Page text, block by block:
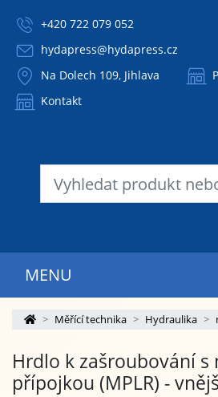
+420 722 079 052
hydapress@hydapress.cz
Na Dolech 109, Jihlava
Kontakt
MENU
Měřící technika Hydraulika
Hrdlo k zašroubování s
přípojkou (MPLR) -